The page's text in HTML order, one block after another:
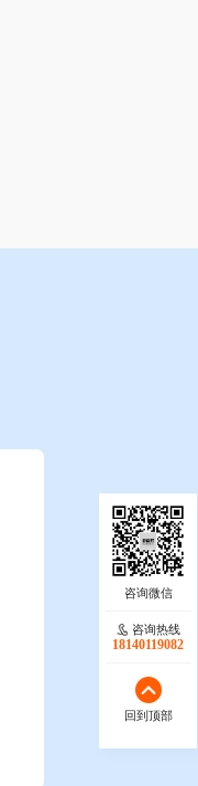
咨询热线
18140119082
回到顶部